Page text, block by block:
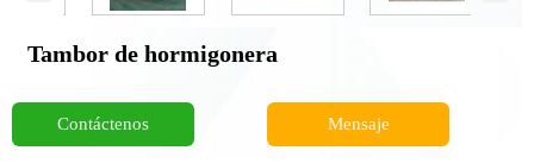
Tambor de hormigonera
Contáctenos Mensaje